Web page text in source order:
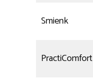
Smienk
PractiComfort